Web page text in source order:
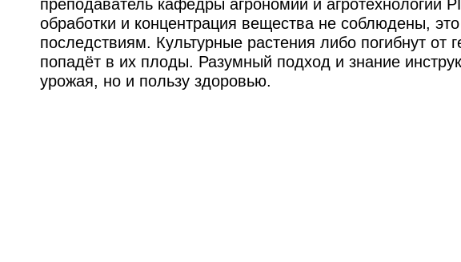
преподаватель кафедры агрономии и
обработки и концентрация вещества не соблюдены,
последствиям. Культурные растения либо погибнут
попадёт в их плоды. Разумный подход и знание
урожая, но и пользу здоровью.